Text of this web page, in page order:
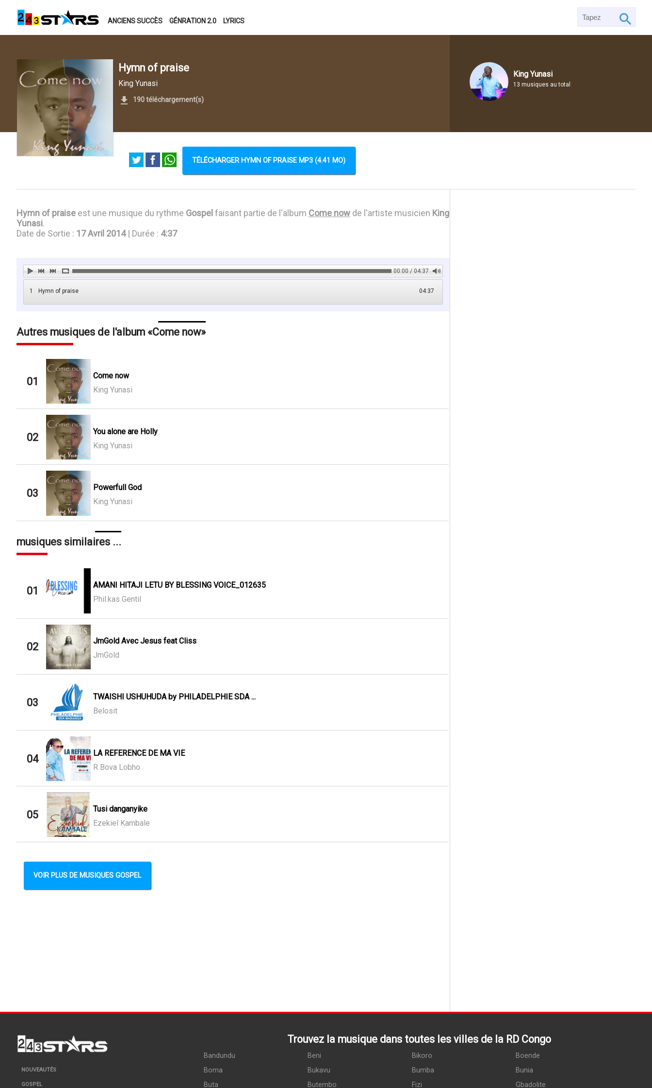
ANCIENS SUCCÈS GÉNRATION 2.0 LYRICS
Hymn of praise
King Yunasi
190 téléchargement(s)
King Yunasi
13 musiques au total
TÉLÉCHARGER HYMN OF PRAISE MP3 (4.41 MO)
Hymn of praiseest une musique du rythme Gospel faisant partie de l'album Come nowde l'artiste musicien King
Yunasi.
Date de Sortie : 17 Avril 2014| Durée : 4:37
00:00 / 04:37
1 04:37
Hymn of praise
Autres musiques de l'album Come now
01
Come now
King Yunasi
02
You alone are Holly
King Yunasi
03
Powerfull God
King Yunasi
musiques similaires ...
01
AMANI HITAJI LETU BY BLESSING VOICE_012635
Phil.kas Gentil
02
JmGold Avec Jesus feat Cliss
JmGold
03
TWAISHI USHUHUDA by PHILADELPHIE SDA ...
Belosit
04
LA REFERENCE DE MA VIE
R Bova Lobho
05
Tusi danganyike
Ezekiel Kambale
VOIR PLUS DE MUSIQUES GOSPEL
NOUVEAUTÉS
GOSPEL
Trouvez la musique dans toutes les villes de la RD Congo
Bandundu Beni Bikoro
Boende
Boma
Bukavu Bumba
Bunia
Buta
Butembo Fizi Gbadolite